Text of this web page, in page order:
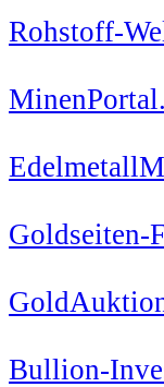
Rohstoff-
Goldseiten-
Bullion-